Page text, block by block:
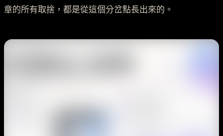
章的所有取捨，都是從這個分岔點長出來的。